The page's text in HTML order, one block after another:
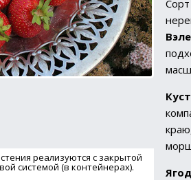
реализуются с закрытой
системой (в контейнерах).